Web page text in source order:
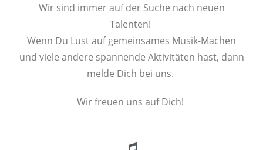
Wir sind immer auf der Suche nach neuen
Talenten!
Wenn Du Lust auf gemeinsames Musik-Machen
und viele andere spannende Aktivitäten hast, dann
melde Dich bei uns.
Wir freuen uns auf Dich!